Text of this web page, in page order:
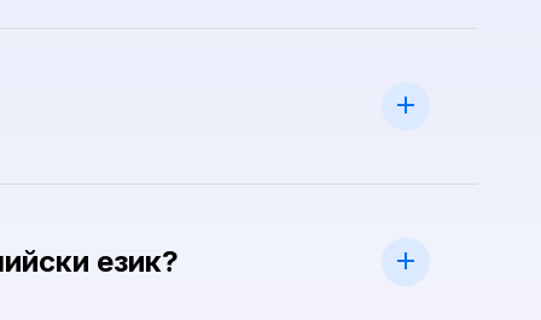
език?